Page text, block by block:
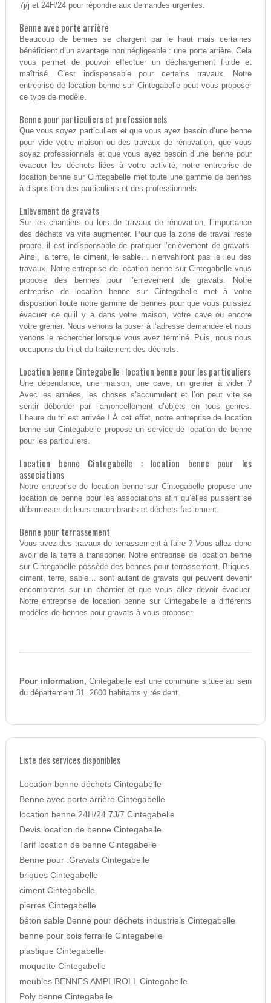
7j/j et 24H/24 pour répondre aux demandes urgentes.
Benne avec porte arrière
Beaucoup de bennes se chargent par le haut mais certaines
bénéficient d’un avantage non négligeable : une porte arrière. Cela
vous permet de pouvoir effectuer un déchargement fluide et
maîtrisé. C’est indispensable pour certains travaux. Notre
entreprise de location benne sur Cintegabelle peut vous proposer
ce type de modèle.
Benne pour particuliers et professionnels
Que vous soyez particuliers et que vous ayez besoin d’une benne
pour vide votre maison ou des travaux de rénovation, que vous
soyez professionnels et que vous ayez besoin d’une benne pour
évacuer les déchets liées à votre activité, notre entreprise de
location benne sur Cintegabelle met toute une gamme de bennes
à disposition des particuliers et des professionnels.
Enlèvement de gravats
Sur les chantiers ou lors de travaux de rénovation, l’importance
des déchets va vite augmenter. Pour que la zone de travail reste
propre, il est indispensable de pratiquer l’enlèvement de gravats.
Ainsi, la terre, le ciment, le sable… n’envahiront pas le lieu des
travaux. Notre entreprise de location benne sur Cintegabelle vous
propose des bennes pour l’enlèvement de gravats. Notre
entreprise de location benne sur Cintegabelle met à votre
disposition toute notre gamme de bennes pour que vous puissiez
évacuer ce qu’il y a dans votre maison, votre cave ou encore
votre grenier. Nous venons la poser à l’adresse demandée et nous
venons le rechercher lorsque vous avez terminé. Puis, nous nous
occupons du tri et du traitement des déchets.
Location benne Cintegabelle : location benne pour les particuliers
Une dépendance, une maison, une cave, un grenier à vider ?
Avec les années, les choses s’accumulent et l’on peut vite se
sentir déborder par l’amoncellement d’objets en tous genres.
L’heure du tri est arrivée ! À cet effet, notre entreprise de location
benne sur Cintegabelle propose un service de location de benne
pour les particuliers.
Location benne Cintegabelle : location benne pour les
associations
Notre entreprise de location benne sur Cintegabelle propose une
location de benne pour les associations afin qu’elles puissent se
débarrasser de leurs encombrants et déchets facilement.
Benne pour terrassement
Vous avez des travaux de terrassement à faire ? Vous allez donc
avoir de la terre à transporter. Notre entreprise de location benne
sur Cintegabelle possède des bennes pour terrassement. Briques,
ciment, terre, sable… sont autant de gravats qui peuvent devenir
encombrants sur un chantier et que vous allez devoir évacuer.
Notre entreprise de location benne sur Cintegabelle a différents
modèles de bennes pour gravats à vous proposer.
Pour information, Cintegabelle est une commune située au sein
du département 31. 2600 habitants y résident.
Liste des services disponibles
Location benne déchets Cintegabelle
Benne avec porte arrière Cintegabelle
location benne 24H/24 7J/7 Cintegabelle
Devis location de benne Cintegabelle
Tarif location de benne Cintegabelle
Benne pour :Gravats Cintegabelle
briques Cintegabelle
ciment Cintegabelle
pierres Cintegabelle
béton sable Benne pour déchets industriels Cintegabelle
benne pour bois ferraille Cintegabelle
plastique Cintegabelle
moquette Cintegabelle
meubles BENNES AMPLIROLL Cintegabelle
Poly benne Cintegabelle